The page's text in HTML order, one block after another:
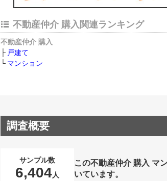
不動産仲介 購入関連ランキング
不動産仲介 購入
戸建て
マンション
調査概要
サンプル数
6,404人
この不動産仲介 購入 マ
いています。